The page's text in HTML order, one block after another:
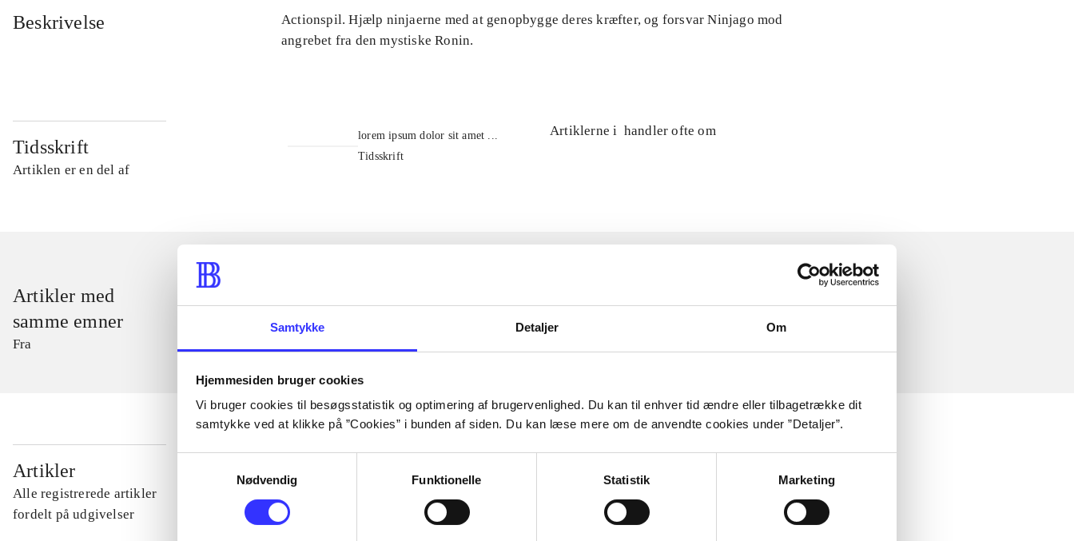
Samtykke Detaljer Om
Hjemmesiden bruger cookies
Vi bruger cookies til besøgsstatistik og optimering af brugervenlighed. Du kan til enhver tid ændre eller tilbagetrække dit
samtykke ved at klikke på ”Cookies” i bunden af siden. Du kan læse mere om de anvendte cookies under ”Detaljer”.
Nødvendig
Funktionelle Statistik Marketing
Beskrivelse
Actionspil. Hjælp ninjaerne med at genopbygge deres kræfter, og forsvar Ninjago mod
angrebet fra den mystiske Ronin.
Tidsskrift
Artiklen er en del af
lorem ipsum dolor sit amet ...
Tidsskrift
Artiklerne i handler ofte om
Artikler med
samme emner
Fra
Artikler
Alle registrerede artikler
fordelt på udgivelser
...